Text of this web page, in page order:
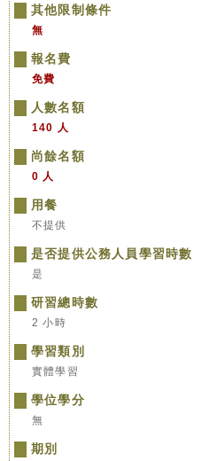
其他限制條件
無
報名費
免費
人數名額
140 人
尚餘名額
0 人
用餐
不提供
是否提供公務人員學習時數
是
研習總時數
2 小時
學習類別
實體學習
學位學分
無
期別